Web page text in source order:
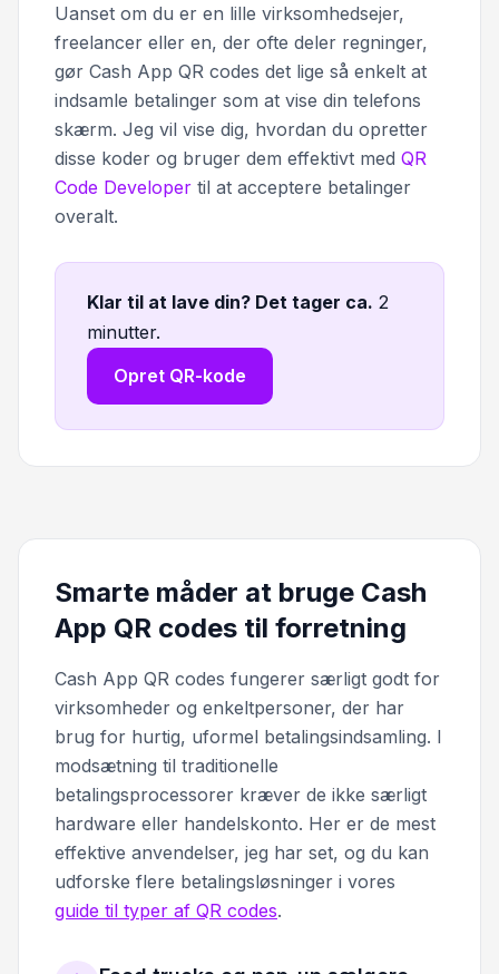
Uanset om du er en lille virksomhedsejer,
freelancer eller en, der ofte deler regninger,
gør Cash App QR codes det lige så enkelt at
indsamle betalinger som at vise din telefons
skærm. Jeg vil vise dig, hvordan du opretter
disse koder og bruger dem effektivt med QR
Code Developer til at acceptere betalinger
overalt.
Klar til at lave din? Det tager ca. 2
minutter.
Opret QR-kode
Smarte måder at bruge Cash
App QR codes til forretning
Cash App QR codes fungerer særligt godt for
virksomheder og enkeltpersoner, der har
brug for hurtig, uformel betalingsindsamling. I
modsætning til traditionelle
betalingsprocessorer kræver de ikke særligt
hardware eller handelskonto. Her er de mest
effektive anvendelser, jeg har set, og du kan
udforske flere betalingsløsninger i vores
guide til typer af QR codes.